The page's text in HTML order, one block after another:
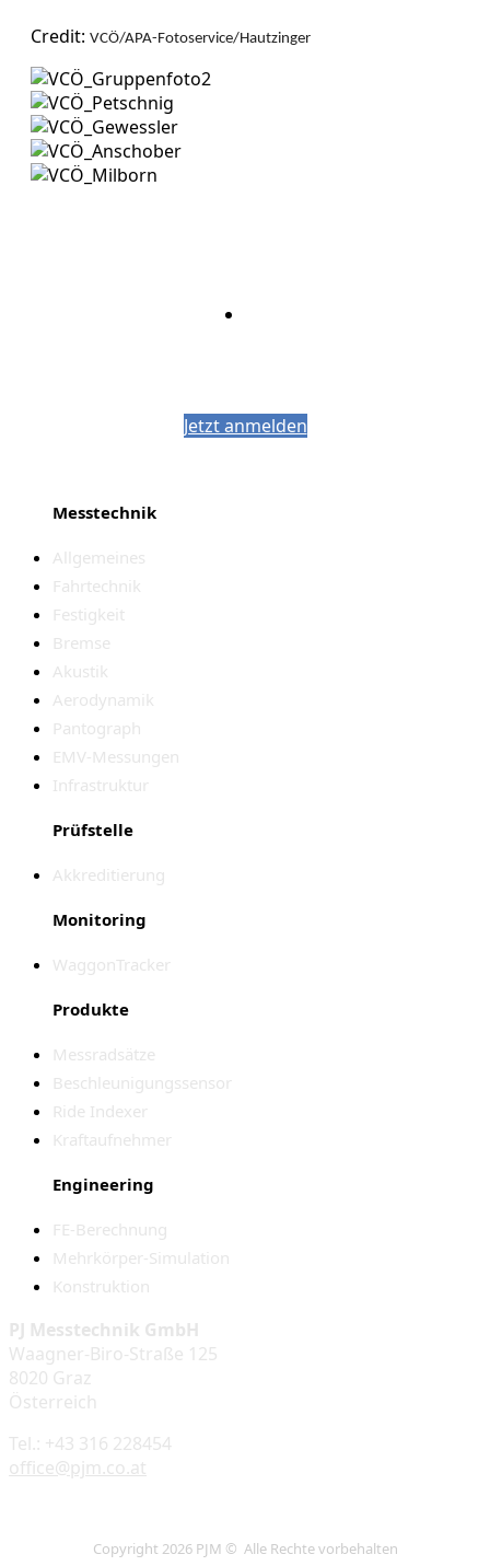
Credit: VCÖ/APA-Fotoservice/Hautzinger
Jetzt anmelden
Messtechnik
Allgemeines
Fahrtechnik
Festigkeit
Bremse
Akustik
Aerodynamik
Pantograph
EMV-Messungen
Infrastruktur
Prüfstelle
Akkreditierung
Monitoring
WaggonTracker
Produkte
Messradsätze
Beschleunigungssensor
Ride Indexer
Kraftaufnehmer
Engineering
FE-Berechnung
Mehrkörper-Simulation
Konstruktion
PJ Messtechnik GmbH
Waagner-Biro-Straße 125
8020 Graz
Österreich
Tel.: +43 316 228454
office@pjm.co.at
Copyright 2026 PJM © Alle Rechte vorbehalten